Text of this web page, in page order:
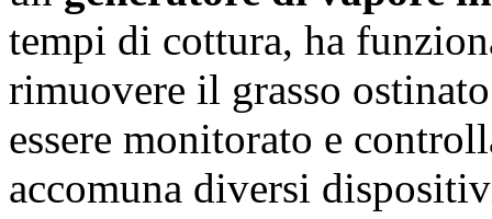
tempi di cottura, ha
rimuovere il grasso
essere monitorato e
accomuna diversi